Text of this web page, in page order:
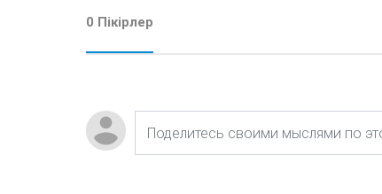
0 Пікірлер